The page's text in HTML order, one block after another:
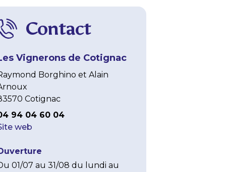
Contact
Vignerons de Cotignac
Borghino et Alain
Cotignac
94 04 60 04
web
01/07 au 31/08 du lundi au